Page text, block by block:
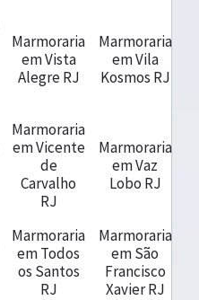
Marmoraria
em Vista
Alegre RJ
Marmoraria
em Vila
Kosmos RJ
Marmoraria
em Vicente
de
Carvalho
RJ
Marmoraria
em Vaz
Lobo RJ
Marmoraria
em Todos
os Santos
RJ
Marmoraria
em São
Francisco
Xavier RJ